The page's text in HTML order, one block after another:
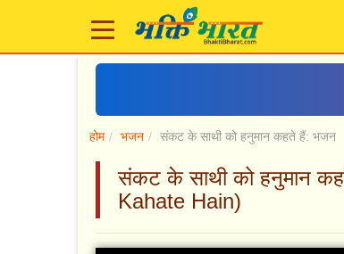
होम भजन संकट के साथी को हनुमान कहते हैं: भजन
संकट के साथी को हनुमान
Kahate Hain)